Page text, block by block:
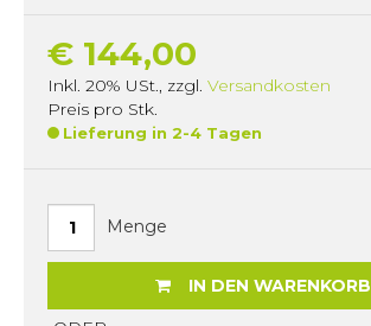
€ 144,00
Inkl. 20% USt., zzgl. Versandkosten
Preis pro Stk.
Lieferung in 2-4 Tagen
Menge
IN DEN WARENKORB